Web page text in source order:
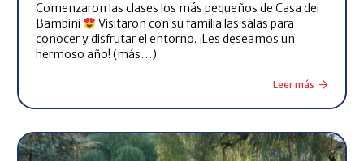
Comenzaron las clases los más pequeños de Casa dei
Bambini
Visitaron con su familia las salas para
conocer y disfrutar el entorno. ¡Les deseamos un
hermoso año! (más…)
Leer más